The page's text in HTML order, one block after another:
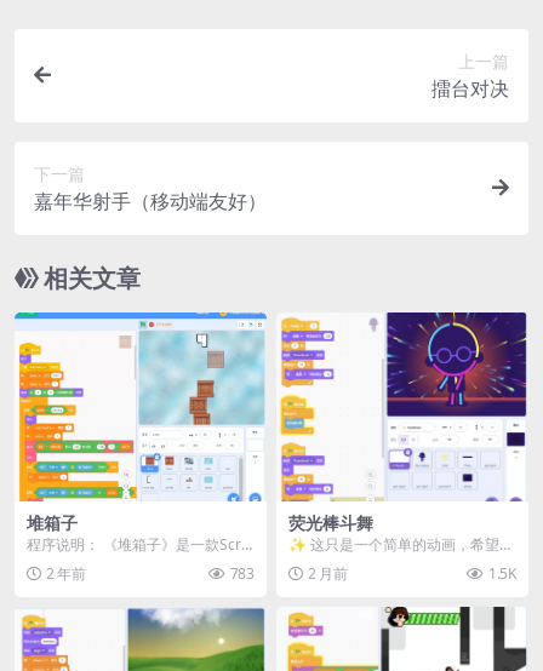
上一篇
擂台对决
下一篇
嘉年华射手（移动端友好）
相关文章
堆箱子
程序说明： 《堆箱子》是一款Scrat
ch平台上的挑战类小游戏。在游戏
中，箱子会...
2 年前 783
荧光棒斗舞
✨ 这只是一个简单的动画，希望你
喜欢！:D
2 月前 1.5K